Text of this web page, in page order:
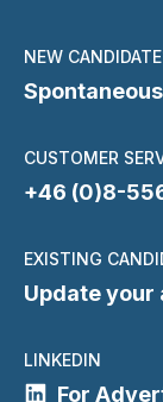
NEW
CUSTOMER
+46 (0)8-
EXISTING
Update
LINKEDIN
For